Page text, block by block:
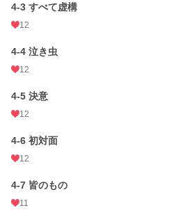
4-3 すべて虚構
12
4-4 泣き虫
12
4-5 決意
12
4-6 初対面
12
4-7 皆のもの
11